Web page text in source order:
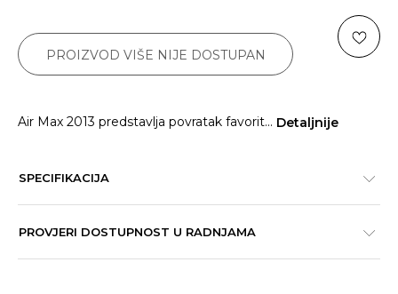
PROIZVOD VIŠE NIJE DOSTUPAN
Air Max 2013 predstavlja povratak favorit... Detaljnije
SPECIFIKACIJA
PROVJERI DOSTUPNOST U RADNJAMA